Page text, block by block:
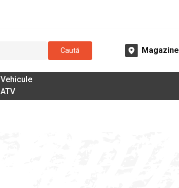
Caută Magazine
Vehicule
ATV